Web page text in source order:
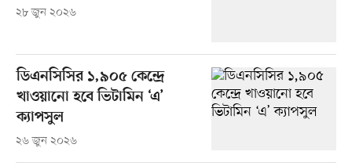
২৮ জুন ২০২৬
ডিএনসিসির ১,৯০৫ কেন্দ্রে
খাওয়ানো হবে ভিটামিন ‘এ’
ক্যাপসুল
২৬ জুন ২০২৬